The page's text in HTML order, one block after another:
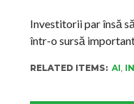
Investitorii par însă
într-o sursă
RELATED ITEMS: AI